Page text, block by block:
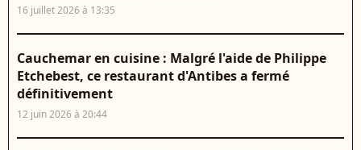
16 juillet 2026 à 13:35
Cauchemar en cuisine : Malgré l'aide de Philippe
Etchebest, ce restaurant d'Antibes a fermé
définitivement
12 juin 2026 à 20:44